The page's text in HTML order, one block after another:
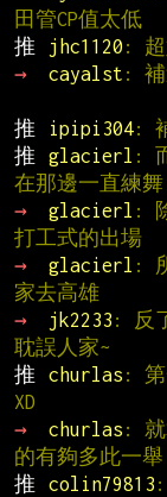
田管CP值太低
推
jhc1120 : 超
→
cayalst : 補
推
ipipi304:
推
glacierl :
在那邊一直練舞
→
glacierl :
打工式的出場
→
glacierl :
家去高雄
→
jk2233 : 反
耽誤人家~
推
churlas : 第
XD
→
churlas : 就
的有夠多此一舉
推
colin79813